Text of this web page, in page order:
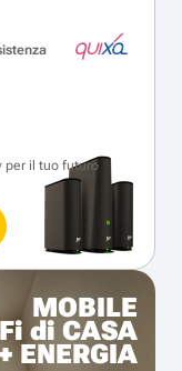
per il tuo futuro
MOBILE
di CASA
+ ENERGIA